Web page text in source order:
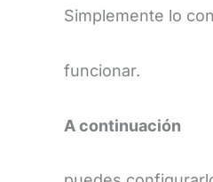
Simplemente lo
funcionar.
A continuación